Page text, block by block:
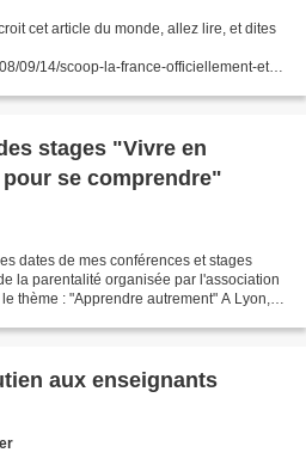
cet article du monde, allez lire, et dites
09/14/scoop-la-france-officiellement-et-
stages "Vivre en
se comprendre"
dates de mes conférences et stages
la parentalité organisée par l'association
thème : "Apprendre autrement" A Lyon, le
aux enseignants